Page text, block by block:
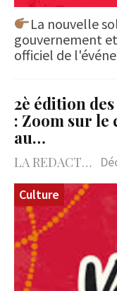
La nouvelle
gouvernement
officiel de
2è édition
: Zoom sur
au…
LA REDACTION
Culture